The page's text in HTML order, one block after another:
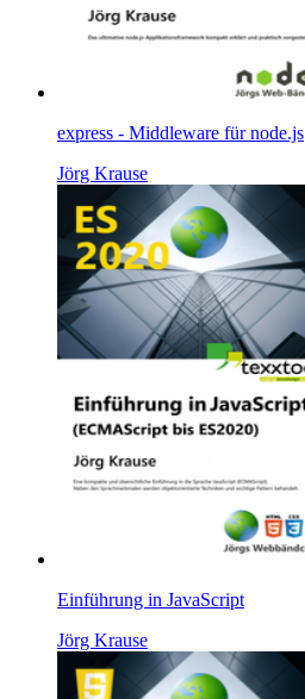
express - Middleware für node.js
Jörg Krause
Einführung in JavaScript
Jörg Krause